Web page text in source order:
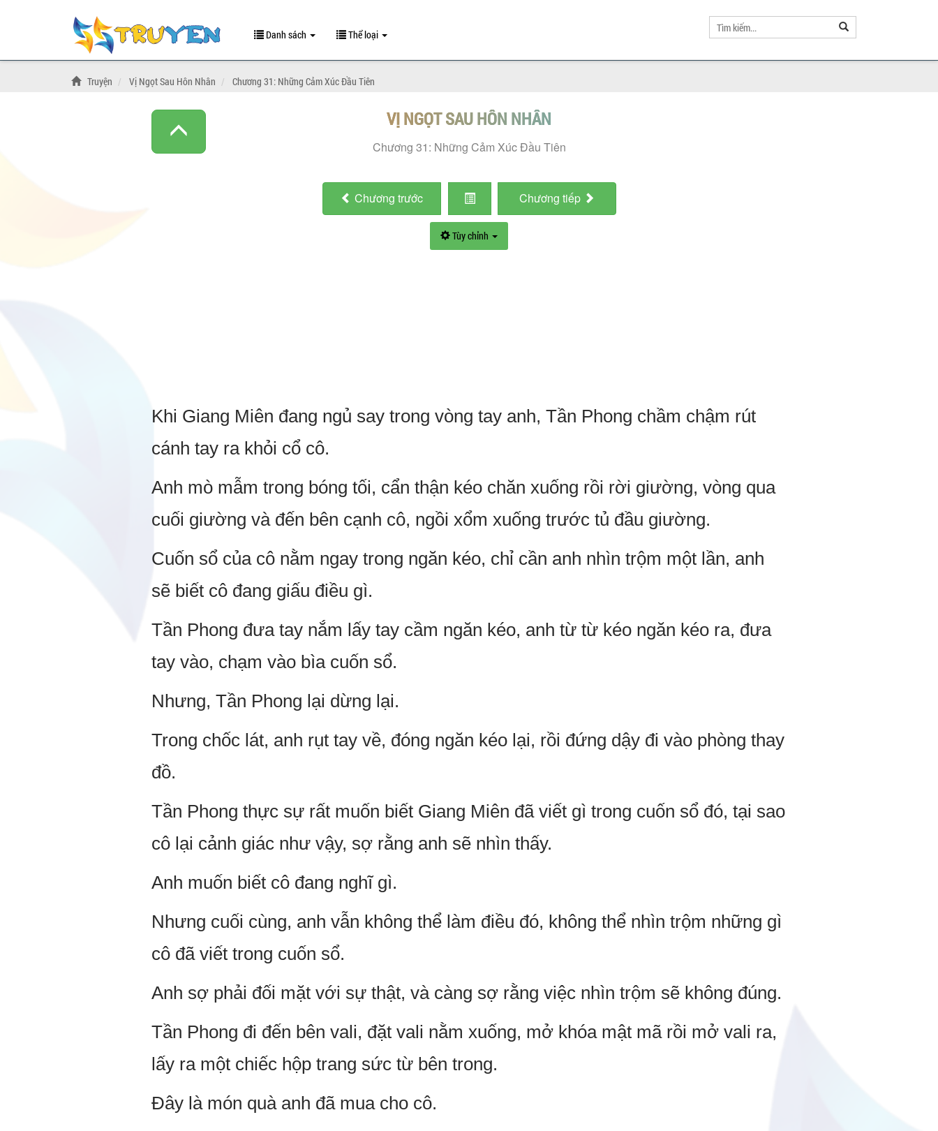
Danh sách Thể loại
Truyện Vị Ngọt Sau Hôn Nhân Chương 31: Những Cảm Xúc Đầu Tiên
VỊ NGỌT SAU HÔN NHÂN
Chương 31: Những Cảm Xúc Đầu Tiên
Chương trước Chương tiếp
Tùy chỉnh
Khi Giang Miên đang ngủ say trong vòng tay anh, Tần Phong chầm chậm rút
cánh tay ra khỏi cổ cô.
Anh mò mẫm trong bóng tối, cẩn thận kéo chăn xuống rồi rời giường, vòng qua
cuối giường và đến bên cạnh cô, ngồi xổm xuống trước tủ đầu giường.
Cuốn sổ của cô nằm ngay trong ngăn kéo, chỉ cần anh nhìn trộm một lần, anh
sẽ biết cô đang giấu điều gì.
Tần Phong đưa tay nắm lấy tay cầm ngăn kéo, anh từ từ kéo ngăn kéo ra, đưa
tay vào, chạm vào bìa cuốn sổ.
Nhưng, Tần Phong lại dừng lại.
Trong chốc lát, anh rụt tay về, đóng ngăn kéo lại, rồi đứng dậy đi vào phòng thay
đồ.
Tần Phong thực sự rất muốn biết Giang Miên đã viết gì trong cuốn sổ đó, tại sao
cô lại cảnh giác như vậy, sợ rằng anh sẽ nhìn thấy.
Anh muốn biết cô đang nghĩ gì.
Nhưng cuối cùng, anh vẫn không thể làm điều đó, không thể nhìn trộm những gì
cô đã viết trong cuốn sổ.
Anh sợ phải đối mặt với sự thật, và càng sợ rằng việc nhìn trộm sẽ không đúng.
Tần Phong đi đến bên vali, đặt vali nằm xuống, mở khóa mật mã rồi mở vali ra,
lấy ra một chiếc hộp trang sức từ bên trong.
Đây là món quà anh đã mua cho cô.